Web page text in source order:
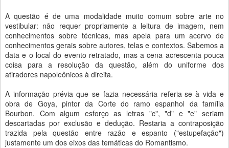
A questão é de uma modalidade muito comum sobre arte no
vestibular: não requer propriamente a leitura de imagem, nem
conhecimentos sobre técnicas, mas apela para um acervo de
conhecimentos gerais sobre autores, telas e contextos. Sabemos a
data e o local do evento retratado, mas a cena acrescenta pouca
coisa para a resolução da questão, além do uniforme dos
atiradores napoleônicos à direita.
A informação prévia que se fazia necessária referia-se à vida e
obra de Goya, pintor da Corte do ramo espanhol da família
Bourbon. Com algum esforço as letras "c", "d" e "e" seriam
descartadas por exclusão e dedução. Restaria a contraposição
trazida pela questão entre razão e espanto ("estupefação")
justamente um dos eixos das temáticas do Romantismo.